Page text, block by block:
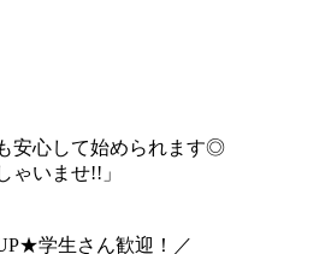
安心して始められます◎
ゃいませ!!」
学生さん歓迎！／